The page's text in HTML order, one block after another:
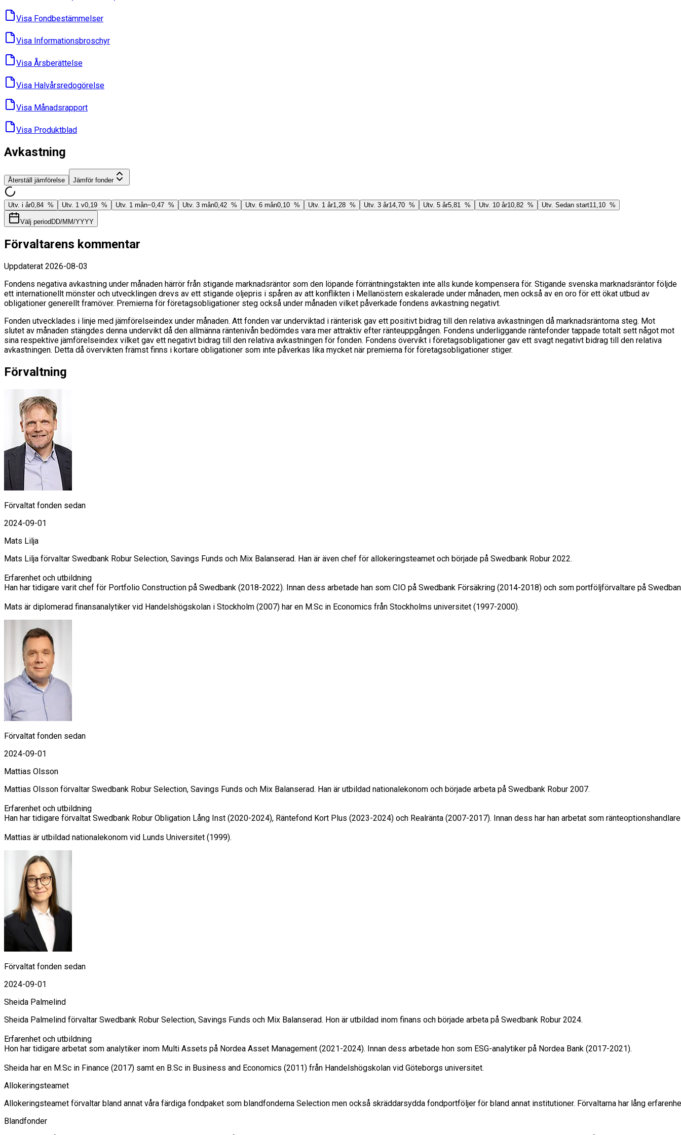
Visa Fondbes­tämmelser
Visa Informations­broschyr
Visa Års­berättelse
Visa Halvårs­redogörelse
Visa Månads­rapport
Visa Produktblad
Avkastning
Återställ jämförelse Jämför fonder
Utv. i år0,84 % Utv. 1 v0,19 % Utv. 1 mån−0,47 % Utv. 3 mån0,42 % Utv. 6 mån0,10 % Utv. 1 år1,28 % Utv. 3 år14,70 % Utv. 5 år5,81 % Utv. 10 år10,82 % Utv. Sedan start11,10 %
Välj period DD/MM/YYYY
Förvaltarens kommentar
Uppdaterat 2026-08-03
Fondens negativa avkastning under månaden härrör från stigande marknadsräntor som den löpande förräntningstakten inte alls kunde kompensera för. Stigande svenska marknadsräntor följde
ett internationellt mönster och utvecklingen drevs av ett stigande oljepris i spåren av att konflikten i Mellanöstern eskalerade under månaden, men också av en oro för ett ökat utbud av
obligationer generellt framöver. Premierna för företagsobligationer steg också under månaden vilket påverkade fondens avkastning negativt.
Fonden utvecklades i linje med jämförelseindex under månaden. Att fonden var underviktad i ränterisk gav ett positivt bidrag till den relativa avkastningen då marknadsräntorna steg. Mot
slutet av månaden stängdes denna undervikt då den allmänna räntenivån bedömdes vara mer attraktiv efter ränteuppgången. Fondens underliggande räntefonder tappade totalt sett något mot
sina respektive jämförelseindex vilket gav ett negativt bidrag till den relativa avkastningen för fonden. Fondens övervikt i företagsobligationer gav ett svagt negativt bidrag till den relativa
avkastningen. Detta då övervikten främst finns i kortare obligationer som inte påverkas lika mycket när premierna för företagsobligationer stiger.
Förvaltning
Förvaltat fonden sedan
2024-09-01
Mats Lilja
Mats Lilja förvaltar Swedbank Robur Selection, Savings Funds och Mix Balanserad. Han är även chef för allokeringsteamet och började på Swedbank Robur 2022.
Erfarenhet och utbildning
Han har tidigare varit chef för Portfolio Construction på Swedbank (2018-2022). Innan dess arbetade han som CIO på Swedbank Försäkring (2014-2018) och som portföljförvaltare på
Mats är diplomerad finansanalytiker vid Handelshögskolan i Stockholm (2007) har en M.Sc in Economics från Stockholms universitet (1997-2000).
Förvaltat fonden sedan
2024-09-01
Mattias Olsson
Mattias Olsson förvaltar Swedbank Robur Selection, Savings Funds och Mix Balanserad. Han är utbildad nationalekonom och började arbeta på Swedbank Robur 2007.
Erfarenhet och utbildning
Han har tidigare förvaltat Swedbank Robur Obligation Lång Inst (2020-2024), Räntefond Kort Plus (2023-2024) och Realränta (2007-2017). Innan dess har han arbetat som
Mattias är utbildad nationalekonom vid Lunds Universitet (1999).
Förvaltat fonden sedan
2024-09-01
Sheida Palmelind
Sheida Palmelind förvaltar Swedbank Robur Selection, Savings Funds och Mix Balanserad. Hon är utbildad inom finans och började arbeta på Swedbank Robur 2024.
Erfarenhet och utbildning
Hon har tidigare arbetat som analytiker inom Multi Assets på Nordea Asset Management (2021-2024). Innan dess arbetade hon som ESG-analytiker på Nordea Bank (2017-2021).
Sheida har en M.Sc in Finance (2017) samt en B.Sc in Business and Economics (2011) från Handelshögskolan vid Göteborgs universitet.
Allokeringsteamet
Allokeringsteamet förvaltar bland annat våra färdiga fondpaket som blandfonderna Selection men också skräddarsydda fondportföljer för bland annat institutioner. Förvaltarna har lång
Blandfonder